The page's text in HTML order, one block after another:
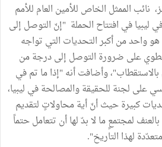
نائب الممثل الخاص للأمين العام للأمم
ليبيا في افتتاح الحملة "إنّ التوصل إلى
واحد من أكبر التحديات التي تواجه
ينطوي على ضرورة التوصل إلى درجة من
وأضافت أنه "إذا ما تم في
على لجنة للحقيقة والمصالحة في ليبيا،
كبيرة حيث أنّ أية محاولاتٍ لتقديم
لمجتمعٍ ما لا بدّ لها أن تتعامل حتماً
لهذا التاريخ".